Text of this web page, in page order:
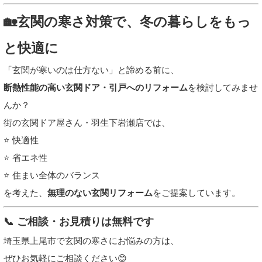
🏡玄関の寒さ対策で、冬の暮らしをもっ
と快適に
「玄関が寒いのは仕方ない」と諦める前に、
断熱性能の高い玄関ドア・引戸へのリフォームを検討してみませ
んか？
街の玄関ドア屋さん・羽生下岩瀬店では、
⭐ 快適性
⭐ 省エネ性
⭐ 住まい全体のバランス
を考えた、 無理のない玄関リフォームをご提案しています。
📞 ご相談・お見積りは無料です
埼玉県上尾市で玄関の寒さにお悩みの方は、
ぜひお気軽にご相談ください😊